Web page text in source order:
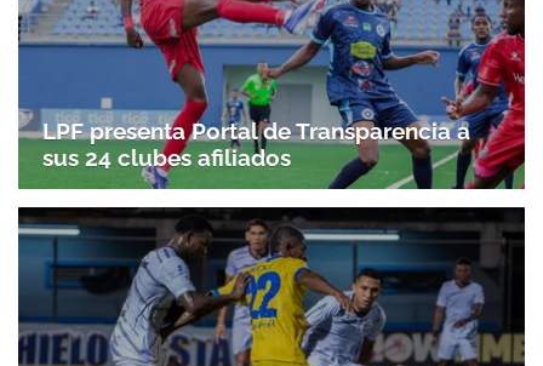
LPF presenta Portal de Transparencia a
sus 24 clubes afiliados